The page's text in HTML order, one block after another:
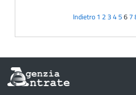
Indietro1 2 34567
Informazioni
sul